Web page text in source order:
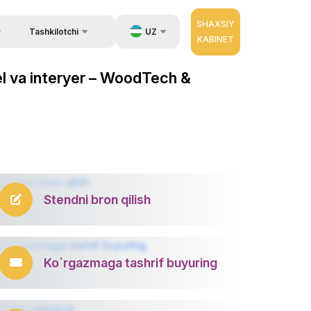
berish.
Tashkilotchi
Aloqa
UZ
RU
SHAXSIY
KABINET
va interyer – WoodTech &
Stendni bron qilish
Ko`rgazmaga tashrif buyuring